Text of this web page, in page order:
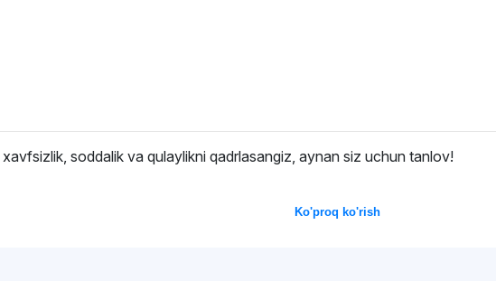
soddalik va qulaylikni qadrlasangiz, aynan siz uchun tanlov!
Ko'proq ko'rish